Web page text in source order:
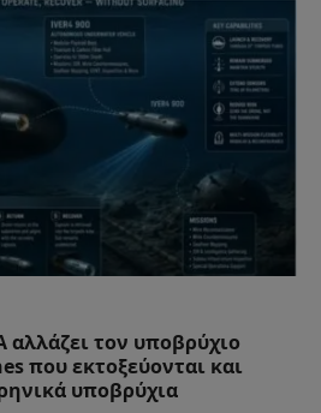
τον υποβρύχιο
που εκτοξεύονται και
υποβρύχια